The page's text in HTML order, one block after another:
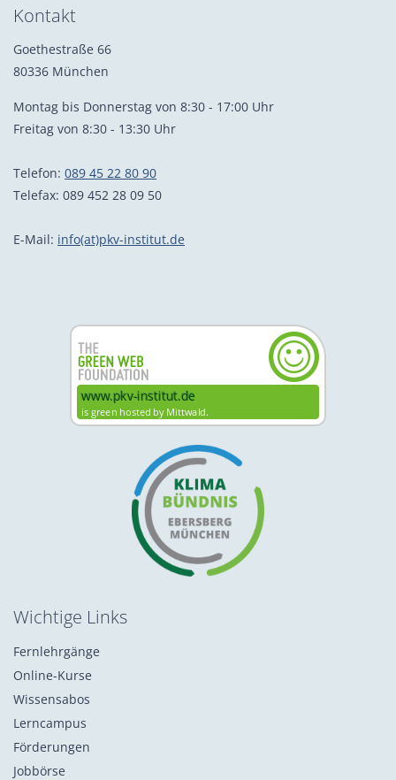
Kontakt
Goethestraße 66
80336 München
Montag bis Donnerstag von 8:30 - 17:00 Uhr
Freitag von 8:30 - 13:30 Uhr
Telefon: 089 45 22 80 90
Telefax: 089 452 28 09 50
E-Mail: info(at)pkv-institut.de
Wichtige Links
Fernlehrgänge
Online-Kurse
Wissensabos
Lerncampus
Förderungen
Jobbörse